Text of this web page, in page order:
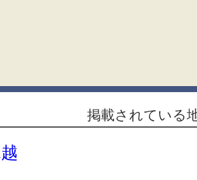
掲載されている